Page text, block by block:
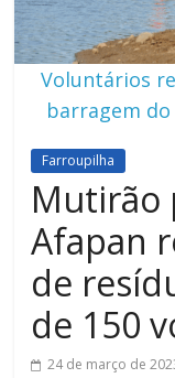
Voluntários
barragem
Farroupilha
Mutirão
Afapan
de
de 150
24 de março de